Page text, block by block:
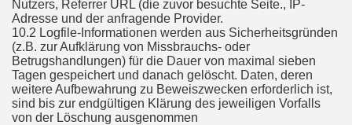
Nutzers, Referrer URL (die zuvor besuchte Seite., IP-
Adresse und der anfragende Provider.
10.2 Logfile-Informationen werden aus Sicherheitsgründen
(z.B. zur Aufklärung von Missbrauchs- oder
Betrugshandlungen) für die Dauer von maximal sieben
Tagen gespeichert und danach gelöscht. Daten, deren
weitere Aufbewahrung zu Beweiszwecken erforderlich ist,
sind bis zur endgültigen Klärung des jeweiligen Vorfalls
von der Löschung ausgenommen